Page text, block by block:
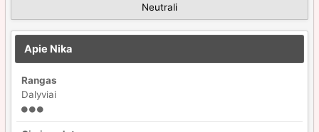
Neutrali
Apie Nika
Rangas
Dalyviai